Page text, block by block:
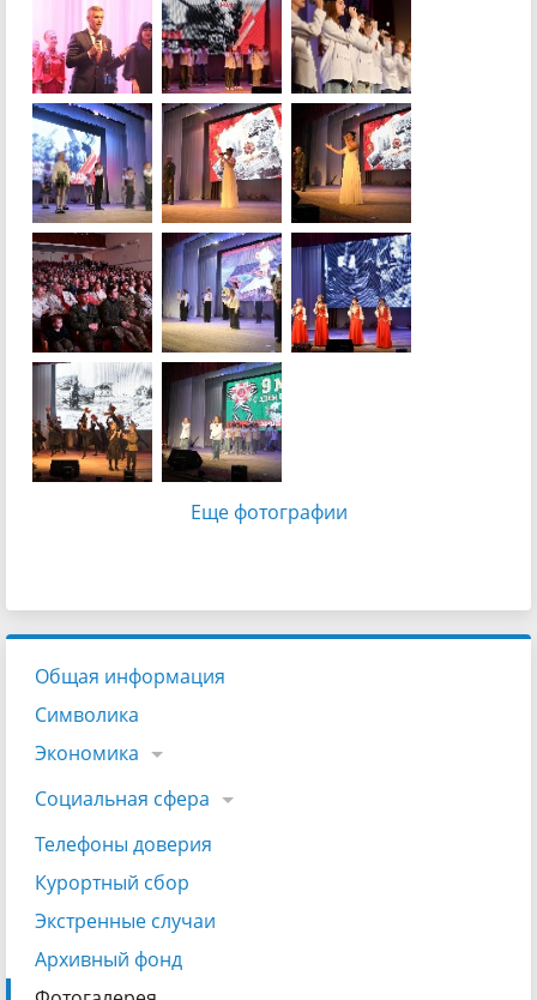
Еще фотографии
Общая информация
Символика
Экономика
Социальная сфера
Телефоны доверия
Курортный сбор
Экстренные случаи
Архивный фонд